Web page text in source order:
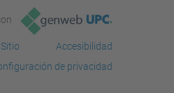
Accesibilidad
de privacidad